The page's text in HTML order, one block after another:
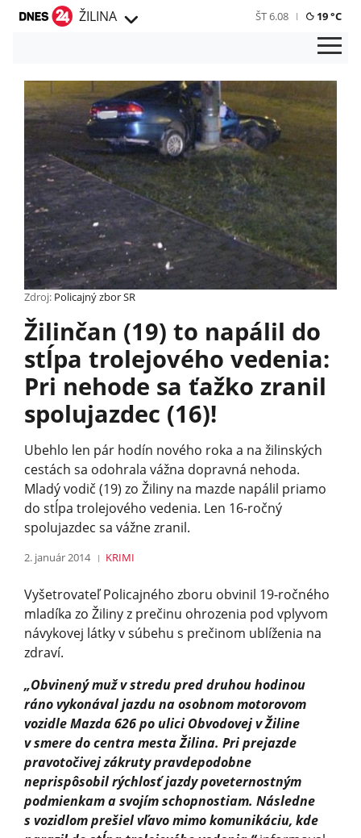
ŽILINA ŠT 6.08 19 °C
Zdroj: Policajný zbor SR
Žilinčan (19) to napálil do
stĺpa trolejového vedenia:
Pri nehode sa ťažko zranil
spolujazdec (16)!
Ubehlo len pár hodín nového roka a na žilinských
cestách sa odohrala vážna dopravná nehoda.
Mladý vodič (19) zo Žiliny na mazde napálil priamo
do stĺpa trolejového vedenia. Len 16-ročný
spolujazdec sa vážne zranil.
2. január 2014 KRIMI
Vyšetrovateľ Policajného zboru obvinil 19-ročného
mladíka zo Žiliny z prečinu ohrozenia pod vplyvom
návykovej látky v súbehu s prečinom ublíženia na
zdraví.
„Obvinený muž v stredu pred druhou hodinou
ráno vykonával jazdu na osobnom motorovom
vozidle Mazda 626 po ulici Obvodovej v Žiline
v smere do centra mesta Žilina. Pri prejazde
pravotočivej zákruty pravdepodobne
neprispôsobil rýchlosť jazdy poveternostným
podmienkam a svojím schopnostiam. Následne
s vozidlom prešiel vľavo mimo komunikáciu, kde